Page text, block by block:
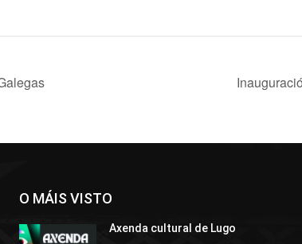
O MÁIS VISTO
Axenda cultural de Lugo